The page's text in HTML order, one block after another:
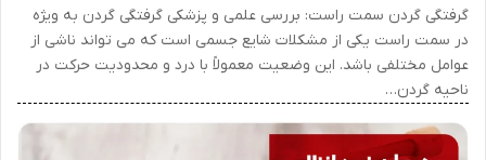
گرفتگی گردن سمت راست: بررسی علمی و پزشکی گرفتگی گردن به ویژه
در سمت راست یکی از مشکلات شایع جسمی است که می تواند ناشی از
عوامل مختلفی باشد. این وضعیت معمولاً با درد و محدودیت حرکت در
ناحیه گردن…